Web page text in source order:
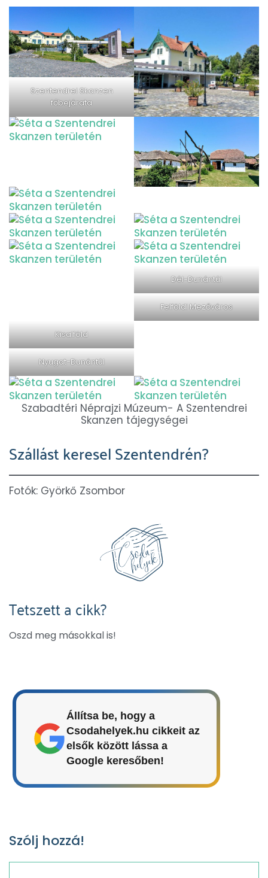
Szentendrei Skanzen
főbejárata
Dél-Dunántúl
Felföldi Mezőváros
Kisalföld
Nyugat-Dunántúl
Szabadtéri Néprajzi Múzeum- A Szentendrei
Skanzen tájegységei
Szállást keresel Szentendrén?
Fotók: Györkő Zsombor
Tetszett a cikk?
Oszd meg másokkal is!
Állítsa be, hogy a
Csodahelyek.hu cikkeit az
elsők között lássa a
Google keresőben!
Szólj hozzá!